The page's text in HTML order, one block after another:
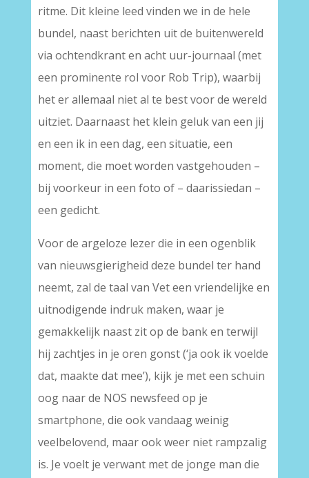
ritme. Dit kleine leed vinden we in de hele
bundel, naast berichten uit de buitenwereld
via ochtendkrant en acht uur-journaal (met
een prominente rol voor Rob Trip), waarbij
het er allemaal niet al te best voor de wereld
uitziet. Daarnaast het klein geluk van een jij
en een ik in een dag, een situatie, een
moment, die moet worden vastgehouden –
bij voorkeur in een foto of – daarissiedan –
een gedicht.
Voor de argeloze lezer die in een ogenblik
van nieuwsgierigheid deze bundel ter hand
neemt, zal de taal van Vet een vriendelijke en
uitnodigende indruk maken, waar je
gemakkelijk naast zit op de bank en terwijl
hij zachtjes in je oren gonst (‘ja ook ik voelde
dat, maakte dat mee’), kijk je met een schuin
oog naar de NOS newsfeed op je
smartphone, die ook vandaag weinig
veelbelovend, maar ook weer niet rampzalig
is. Je voelt je verwant met de jonge man die